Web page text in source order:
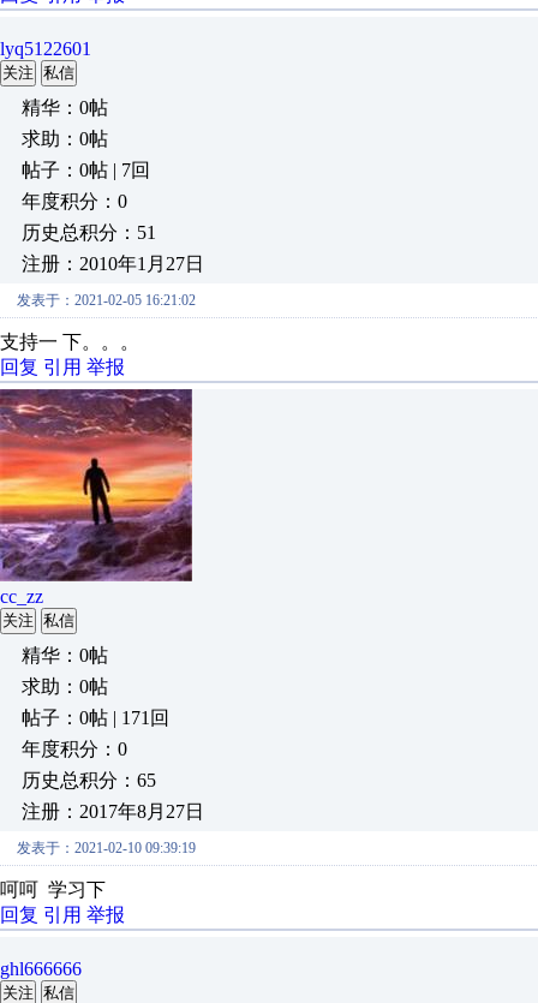
lyq5122601
关注 私信
精华：0帖
求助：0帖
帖子：0帖 | 7回
年度积分：0
历史总积分：51
注册：2010年1月27日
发表于：2021-02-05 16:21:02
支持一 下。。。
回复 引用 举报
cc_zz
关注 私信
精华：0帖
求助：0帖
帖子：0帖 | 171回
年度积分：0
历史总积分：65
注册：2017年8月27日
发表于：2021-02-10 09:39:19
呵呵 学习下
回复 引用 举报
ghl666666
关注 私信